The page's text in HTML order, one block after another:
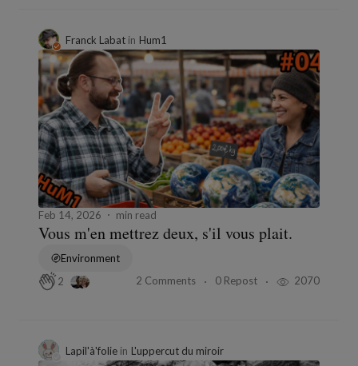
Franck Labat in Hum1
Feb 14, 2026 min read
Vous m'en mettrez deux, s'il vous plait.
Environment
2
2 Comments 0 Repost 2070
Lapil'à'folie in L'uppercut du miroir